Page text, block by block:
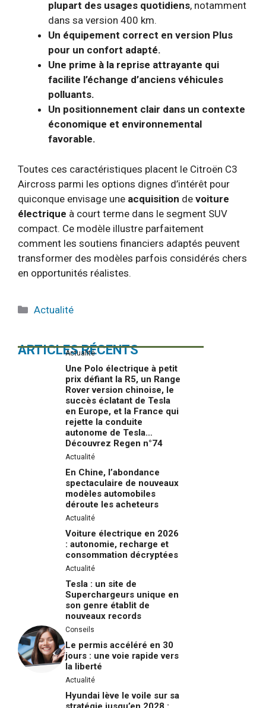
plupart des usages quotidiens, notamment
dans sa version 400 km.
Un équipement correct en version Plus
pour un confort adapté.
Une prime à la reprise attrayante qui
facilite l’échange d’anciens véhicules
polluants.
Un positionnement clair dans un contexte
économique et environnemental
favorable.
Toutes ces caractéristiques placent le Citroën C3
Aircross parmi les options dignes d’intérêt pour
quiconque envisage une acquisition de voiture
électrique à court terme dans le segment SUV
compact. Ce modèle illustre parfaitement
comment les soutiens financiers adaptés peuvent
transformer des modèles parfois considérés chers
en opportunités réalistes.
Catégories
Actualité
ARTICLES RÉCENTS
Actualité
Une Polo électrique à petit
prix défiant la R5, un Range
Rover version chinoise, le
succès éclatant de Tesla
en Europe, et la France qui
rejette la conduite
autonome de Tesla…
Découvrez Regen n°74
Actualité
En Chine, l’abondance
spectaculaire de nouveaux
modèles automobiles
déroute les acheteurs
Actualité
Voiture électrique en 2026
: autonomie, recharge et
consommation décryptées
Actualité
Tesla : un site de
Superchargeurs unique en
son genre établit de
nouveaux records
Conseils
Le permis accéléré en 30
jours : une voie rapide vers
la liberté
Actualité
Hyundai lève le voile sur sa